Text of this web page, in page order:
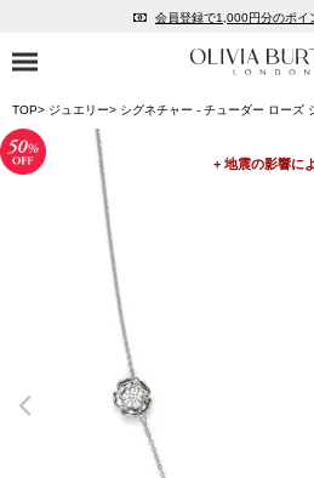
会員登録で1,000円分のポイ
公式パッケージで
会員登録で1,000円分のポ
TOP ジュエリー シグネチャー - チューダー ローズ